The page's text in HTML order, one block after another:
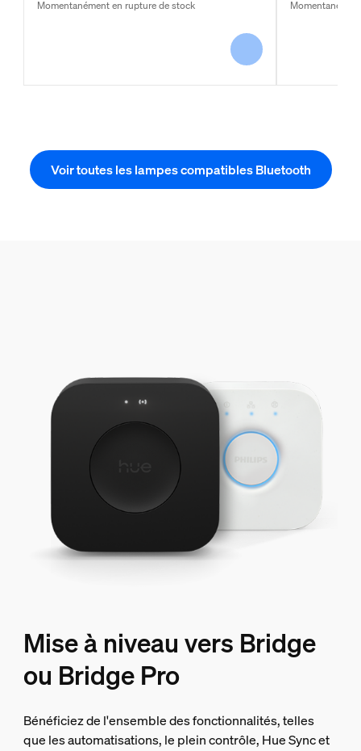
Momentanément en rupture de stock
Voir toutes les lampes compatibles Bluetooth
Mise à niveau vers Bridge
ou Bridge Pro
Bénéficiez de l'ensemble des fonctionnalités, telles
que les automatisations, le plein contrôle, Hue Sync et